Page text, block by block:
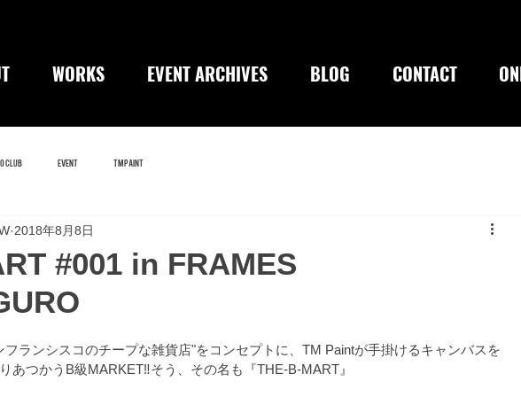
WORKS EVENT ARCHIVES BLOG CONTACT
CLUB EVENT TM paint
#001 in FRAMES
2018年8月8日
フランシスコのチープな雑貨店"をコンセプトに、TM Paintが手掛けるキャンバスを
あつかうB級MARKET‼️そう、その名も『THE-B-MART』